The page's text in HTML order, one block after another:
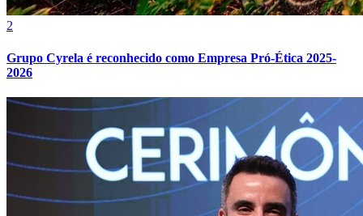
2
Grupo Cyrela é reconhecido como Empresa Pró-Ética 2025-
2026